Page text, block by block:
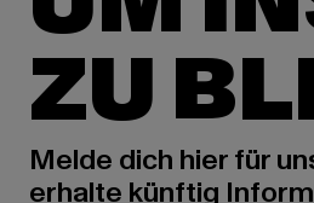
ZU
Melde dich hier für
erhalte künftig